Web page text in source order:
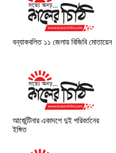
বন্যাকবলিত ১১ জেলায় বিজিবি মোতায়েন
আর্জেন্টিনার একাদশে দুই পরিবর্তনের
ইঙ্গিত